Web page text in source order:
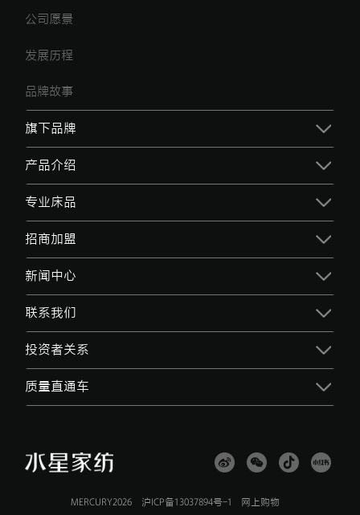
公司愿景
发展历程
品牌故事
旗下品牌
产品介绍
专业床品
招商加盟
新闻中心
联系我们
投资者关系
质量直通车
MERCURY2026 沪ICP备13037894号-1 网上购物